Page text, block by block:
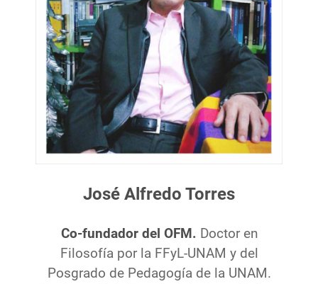
José Alfredo Torres
Co-fundador del OFM. Doctor en
Filosofía por la FFyL-UNAM y del
Posgrado de Pedagogía de la UNAM.